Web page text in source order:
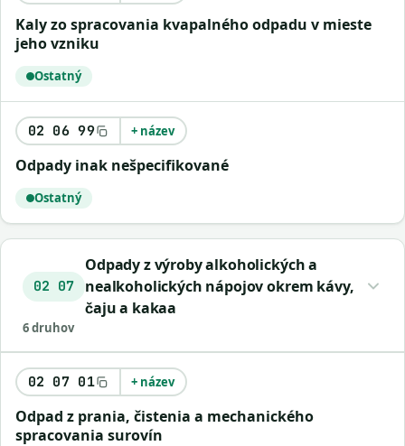
kaly zo spracovania kvapalného odpadu v mieste
jeho vzniku
Ostatný
02 06 99 + název
odpady inak nešpecifikované
Ostatný
02 07
Odpady z výroby alkoholických a
nealkoholických nápojov okrem kávy,
čaju a kakaa
6 druhov
02 07 01 + název
odpad z prania, čistenia a mechanického
spracovania surovín